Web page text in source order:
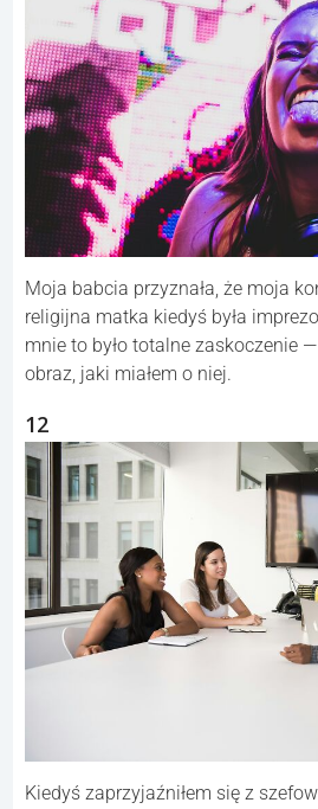
Moja babcia przyznała, że moja
religijna matka kiedyś była
mnie to było totalne zaskoczenie
obraz, jaki miałem o niej.
12
Kiedyś zaprzyjaźniłem się z